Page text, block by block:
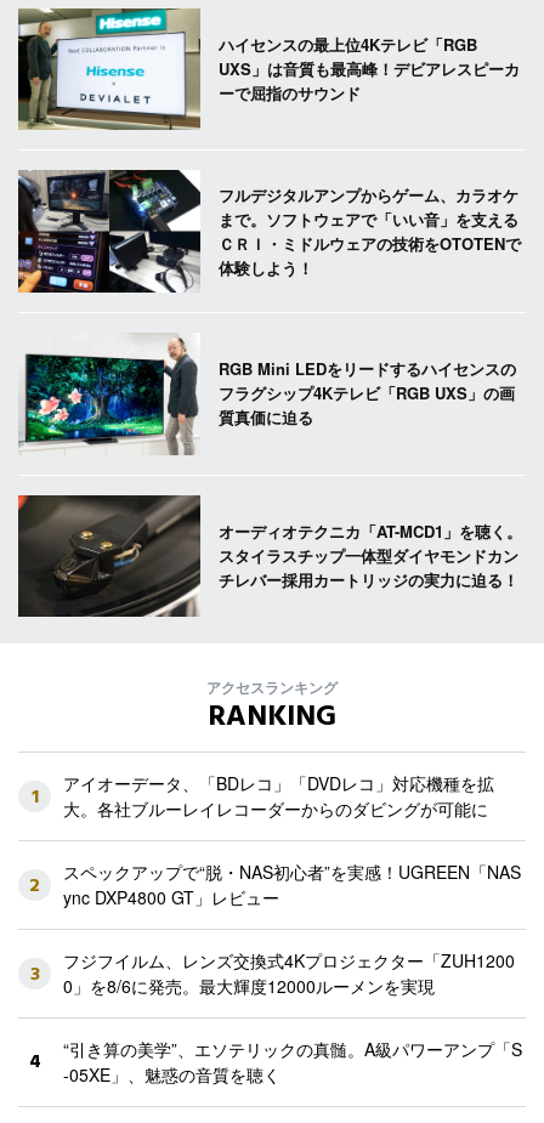
ハイセンスの最上位4Kテレビ「RGB
UXS」は音質も最高峰！デビアレスピーカ
ーで屈指のサウンド
フルデジタルアンプからゲーム、カラオケ
まで。ソフトウェアで「いい音」を支える
ＣＲＩ・ミドルウェアの技術をOTOTENで
体験しよう！
RGB Mini LEDをリードするハイセンスの
フラグシップ4Kテレビ「RGB UXS」の画
質真価に迫る
オーディオテクニカ「AT-MCD1」を聴く。
スタイラスチップ一体型ダイヤモンドカン
チレバー採用カートリッジの実力に迫る！
アクセスランキング
RANKING
1
アイオーデータ、「BDレコ」「DVDレコ」対応機種を拡
大。各社ブルーレイレコーダーからのダビングが可能に
2
スペックアップで“脱・NAS初心者”を実感！UGREEN「NAS
ync DXP4800 GT」レビュー
3
フジフイルム、レンズ交換式4Kプロジェクター「ZUH1200
0」を8/6に発売。最大輝度12000ルーメンを実現
4
“引き算の美学”、エソテリックの真髄。A級パワーアンプ「S
-05XE」、魅惑の音質を聴く